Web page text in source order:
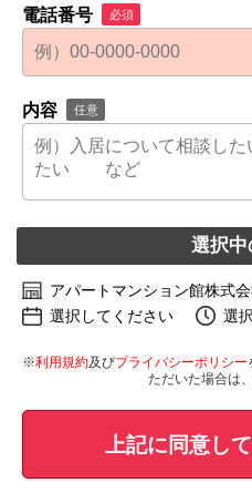
電話番号 必須
内容 任意
選択
アパートマンション館株式
選択してください
選
※利用規約及びプライバシーポリシー
ただいた場合は
上記に同意し